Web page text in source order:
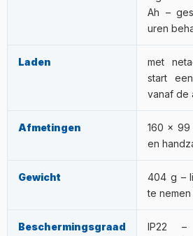
Ah –
uren
Laden
met
start
vanaf de
Afmetingen
160 × 99
en
Gewicht
404 g –
te
Beschermingsgraad
IP22 –